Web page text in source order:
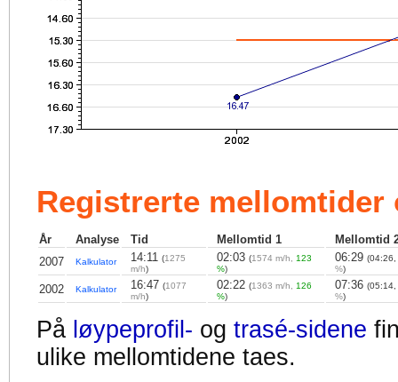
Registrerte mellomtider
År Analyse Tid Mellomtid 1
Mellomtid
2007
Kalkulator 14:11 (1275
m/h)
02:03 (1574 m/h, 123
%)
06:29 (04:26,
%)
2002 Kalkulator 16:47 (1077
m/h)
02:22 (1363 m/h, 126
%)
07:36 (05:14,
%)
På løypeprofil- og trasé-sidene
ulike mellomtidene taes.